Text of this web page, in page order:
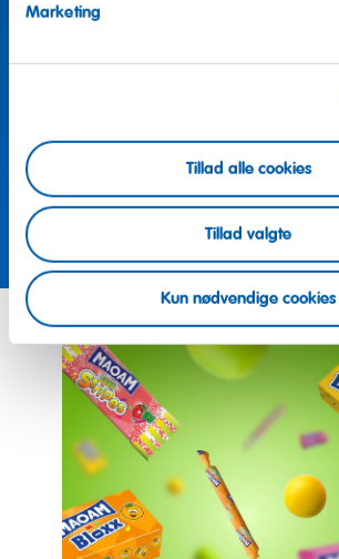
Marketing
Tillad alle cookies
Tillad valgte
Kun nødvendige cookies
Vi hjælper gerne
Tag kontakt nu